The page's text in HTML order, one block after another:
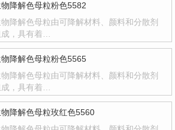
降解色母粒粉色5582
降解色母粒由可降解材料、颜料和分散剂
，具有着…
降解色母粒粉色5565
降解色母粒由可降解材料、颜料和分散剂
，具有着…
降解色母粒玫红色5560